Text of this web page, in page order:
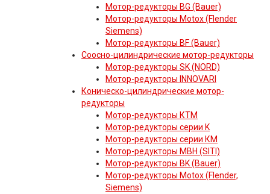
Мотор-редукторы BG (Bauer)
Мотор-редукторы Motox (Flender
Siemens)
Мотор-редукторы BF (Bauer)
Соосно-цилиндрические мотор-редукторы
Мотор-редукторы SK (NORD)
Мотор-редукторы INNOVARI
Коническо-цилиндрические мотор-
редукторы
Мотор-редукторы КТМ
Мотор-редукторы серии K
Мотор-редукторы серии КМ
Мотор-редукторы MBH (SITI)
Мотор-редукторы BK (Bauer)
Мотор-редукторы Motox (Flender,
Siemens)